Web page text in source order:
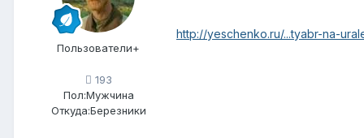
Пользователи+
193
Пол:Мужчина
Откуда:Березники
http://yeschenko.ru/...tyabr-na-